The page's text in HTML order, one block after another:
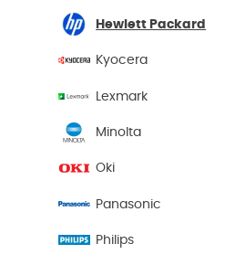
Hewlett Packard
Kyocera
Lexmark
Minolta
Oki
Panasonic
Philips